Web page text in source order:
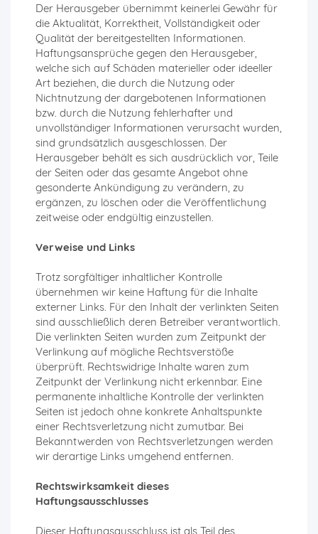
Der Herausgeber übernimmt keinerlei Gewähr für
die Aktualität, Korrektheit, Vollständigkeit oder
Qualität der bereitgestellten Informationen.
Haftungsansprüche gegen den Herausgeber,
welche sich auf Schäden materieller oder ideeller
Art beziehen, die durch die Nutzung oder
Nichtnutzung der dargebotenen Informationen
bzw. durch die Nutzung fehlerhafter und
unvollständiger Informationen verursacht wurden,
sind grundsätzlich ausgeschlossen. Der
Herausgeber behält es sich ausdrücklich vor, Teile
der Seiten oder das gesamte Angebot ohne
gesonderte Ankündigung zu verändern, zu
ergänzen, zu löschen oder die Veröffentlichung
zeitweise oder endgültig einzustellen.
Verweise und Links
Trotz sorgfältiger inhaltlicher Kontrolle
übernehmen wir keine Haftung für die Inhalte
externer Links. Für den Inhalt der verlinkten Seiten
sind ausschließlich deren Betreiber verantwortlich.
Die verlinkten Seiten wurden zum Zeitpunkt der
Verlinkung auf mögliche Rechtsverstöße
überprüft. Rechtswidrige Inhalte waren zum
Zeitpunkt der Verlinkung nicht erkennbar. Eine
permanente inhaltliche Kontrolle der verlinkten
Seiten ist jedoch ohne konkrete Anhaltspunkte
einer Rechtsverletzung nicht zumutbar. Bei
Bekanntwerden von Rechtsverletzungen werden
wir derartige Links umgehend entfernen.
Rechtswirksamkeit dieses
Haftungsausschlusses
Dieser Haftungsausschluss ist als Teil des